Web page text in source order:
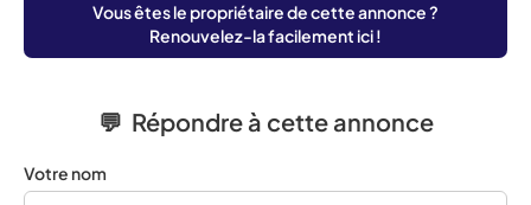
Vous êtes le propriétaire de cette annonce ?
Renouvelez-la facilement ici !
💬 Répondre à cette annonce
Votre nom